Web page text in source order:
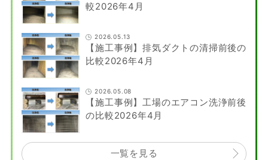
較2026年4月
2026.05.13
【施工事例】排気ダクトの清掃前後の
比較2026年4月
2026.05.08
【施工事例】工場のエアコン洗浄前後
の比較2026年4月
一覧を見る